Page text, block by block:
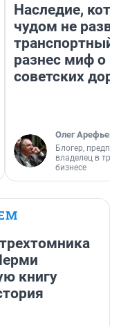
Наследие,
чудом не
транспортный
разнес миф о
советских
Олег Арефьев
Блогер,
владелец в
бизнесе
книгу